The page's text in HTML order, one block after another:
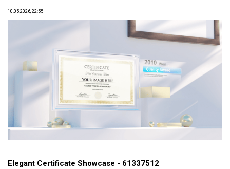
10.05.2026, 22:55
Elegant Certificate Showcase - 61337512